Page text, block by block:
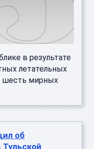
в результате
летательных
шесть мирных
об